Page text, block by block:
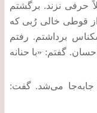
حرفی نزند. برگشتم
از قوطی خالی رُبی که
برداشتم. رفتم
. گفتم: «با حنانه
جابه‌جا می‌شد.گفت: